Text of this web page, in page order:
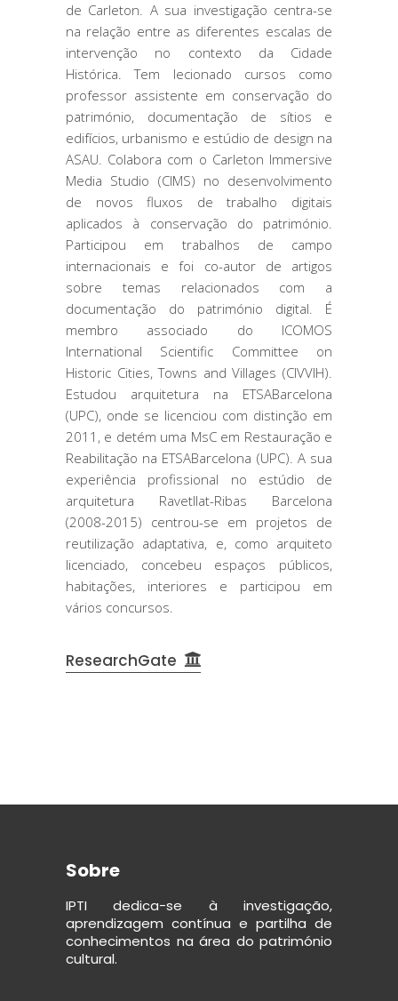
de Carleton. A sua investigação centra-se
na relação entre as diferentes escalas de
intervenção no contexto da Cidade
Histórica. Tem lecionado cursos como
professor assistente em conservação do
património, documentação de sítios e
edifícios, urbanismo e estúdio de design na
ASAU. Colabora com o Carleton Immersive
Media Studio (CIMS) no desenvolvimento
de novos fluxos de trabalho digitais
aplicados à conservação do património.
Participou em trabalhos de campo
internacionais e foi co-autor de artigos
sobre temas relacionados com a
documentação do património digital. É
membro associado do ICOMOS
International Scientific Committee on
Historic Cities, Towns and Villages (CIVVIH).
Estudou arquitetura na ETSABarcelona
(UPC), onde se licenciou com distinção em
2011, e detém uma MsC em Restauração e
Reabilitação na ETSABarcelona (UPC). A sua
experiência profissional no estúdio de
arquitetura Ravetllat-Ribas Barcelona
(2008-2015) centrou-se em projetos de
reutilização adaptativa, e, como arquiteto
licenciado, concebeu espaços públicos,
habitações, interiores e participou em
vários concursos.
ResearchGate
Sobre
IPTI dedica-se à investigação,
aprendizagem contínua e partilha de
conhecimentos na área do património
cultural.